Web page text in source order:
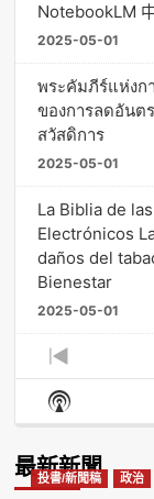
NotebookLM
2025-05-01
พระคัมภีร์แห่งก
ของการลดอันต
สวัสดิการ
2025-05-01
La Biblia de
Electrónicos
daños del
Bienestar
2025-05-01
Previous
Episode
Show
Podcast
最新新聞
投書/新聞稿 政治